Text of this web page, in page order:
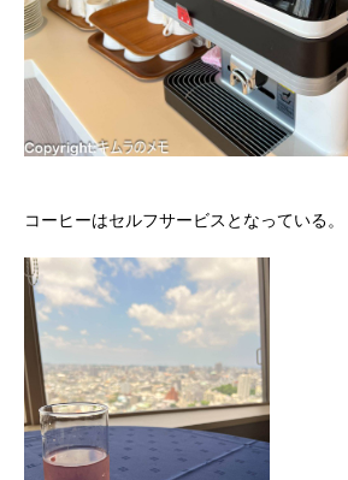
コーヒーはセルフサービスとなっている。